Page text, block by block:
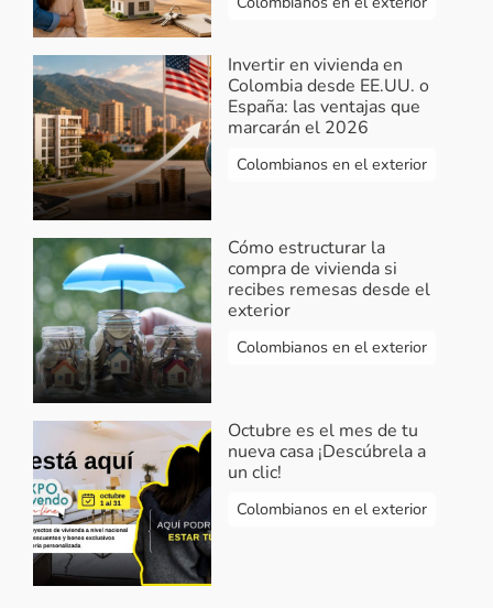
Invertir en vivienda en
Colombia desde EE.UU. o
España: las ventajas que
marcarán el 2026
Colombianos en el exterior
Cómo estructurar la
compra de vivienda si
recibes remesas desde el
exterior
Colombianos en el exterior
Octubre es el mes de tu
nueva casa ¡Descúbrela a
un clic!
Colombianos en el exterior